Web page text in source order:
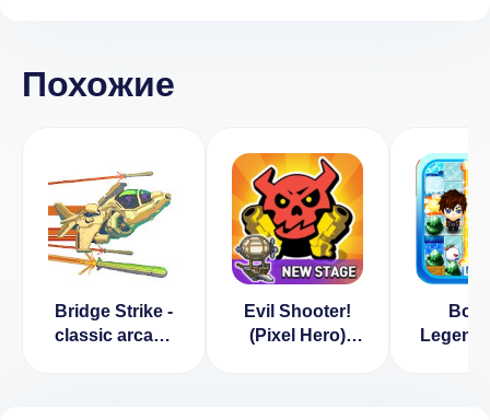
Похожие
Bridge Strike -
classic arcade
Evil Shooter!
(Pixel Hero)